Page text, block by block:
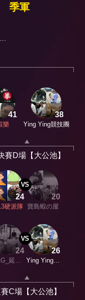
季軍
41
樂
38
Ying Ying競技團
賽D場【大公池】
24
硬派隊
VS
20
寶島蝦の屋
24
延の
VS
26
Ying Ying競
C場【大公池】